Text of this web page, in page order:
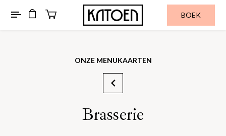
BOEK
ONZE MENUKAARTEN
Brasserie